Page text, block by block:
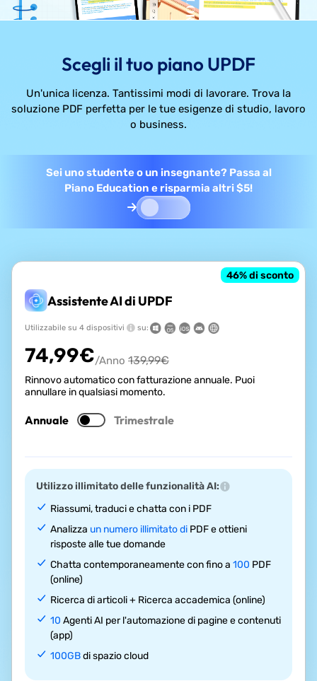
Scegli il tuo piano UPDF
Un'unica licenza. Tantissimi modi di lavorare. Trova la
soluzione PDF perfetta per le tue esigenze di studio, lavoro
o business.
Sei uno studente o un insegnante? Passa al
Piano Education e risparmia altri $5!
Assistente AI di UPDF
46% di sconto
Utilizzabile su 4 dispositivi su:
74,99€/Anno 139,99€
Rinnovo automatico con fatturazione annuale. Puoi
annullare in qualsiasi momento.
Annuale Trimestrale
Utilizzo illimitato delle funzionalità AI:
Riassumi, traduci e chatta con i PDF
Analizza un numero illimitato di PDF e ottieni
risposte alle tue domande
Chatta contemporaneamente con fino a 100 PDF
(online)
Ricerca di articoli + Ricerca accademica (online)
10 Agenti AI per l'automazione di pagine e contenuti
(app)
100GBdi spazio cloud